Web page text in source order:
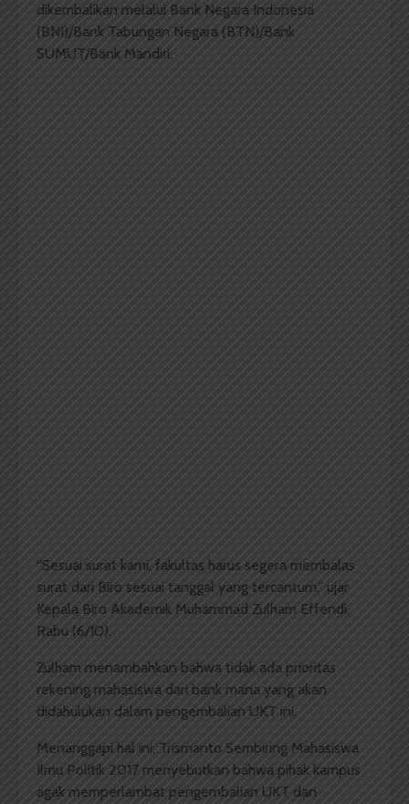
dikembalikan melalui Bank Negara Indonesia
(BNI)/Bank Tabungan Negara (BTN)/Bank
SUMUT/Bank Mandiri.
“Sesuai surat kami, fakultas harus segera membalas
surat dari Biro sesuai tanggal yang tercantum,” ujar
Kepala Biro Akademik Muhammad Zulham Effendi,
Rabu (6/10).
Zulham menambahkan bahwa tidak ada prioritas
rekening mahasiswa dari bank mana yang akan
didahulukan dalam pengembalian UKT ini.
Menanggapi hal ini, Trismanto Sembiring Mahasiswa
Ilmu Politik 2017 menyebutkan bahwa pihak kampus
agak memperlambat pengembalian UKT dan